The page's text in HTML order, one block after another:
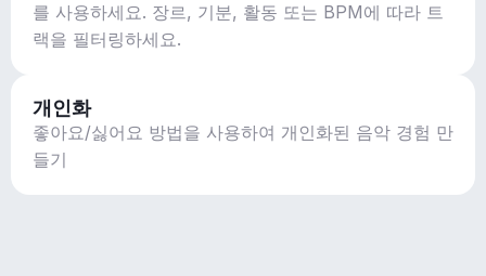
를 사용하세요. 장르, 기분, 활동 또는 BPM에 따라 트
랙을 필터링하세요.
개인화
좋아요/싫어요 방법을 사용하여 개인화된 음악 경험 만
들기